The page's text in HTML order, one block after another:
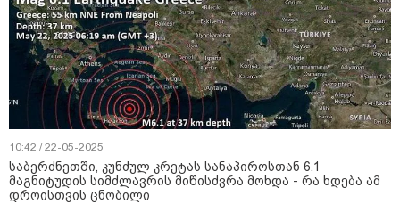
10:42 / 22-05-2025
საბერძნეთში, კუნძულ კრეტას სანაპიროსთან 6.1
მაგნიტუდის სიმძლავრის მიწისძვრა მოხდა - რა ხდება ამ
დროისთვის ცნობილი